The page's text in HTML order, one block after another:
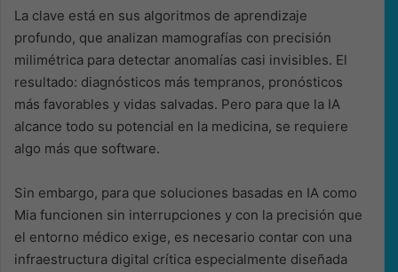
La clave está en sus algoritmos de aprendizaje
profundo, que analizan mamografías con precisión
milimétrica para detectar anomalías casi invisibles. El
resultado: diagnósticos más tempranos, pronósticos
más favorables y vidas salvadas. Pero para que la IA
alcance todo su potencial en la medicina, se requiere
algo más que software.
Sin embargo, para que soluciones basadas en IA como
Mia funcionen sin interrupciones y con la precisión que
el entorno médico exige, es necesario contar con una
infraestructura digital crítica especialmente diseñada